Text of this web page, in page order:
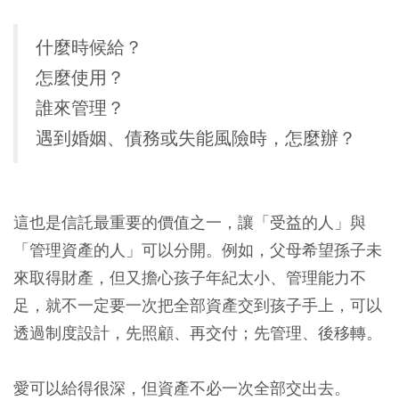
什麼時候給？
怎麼使用？
誰來管理？
遇到婚姻、債務或失能風險時，怎麼辦？
這也是信託最重要的價值之一，讓「受益的人」與
「管理資產的人」可以分開。例如，父母希望孫子未
來取得財產，但又擔心孩子年紀太小、管理能力不
足，就不一定要一次把全部資產交到孩子手上，可以
透過制度設計，先照顧、再交付；先管理、後移轉。
愛可以給得很深，但資產不必一次全部交出去。